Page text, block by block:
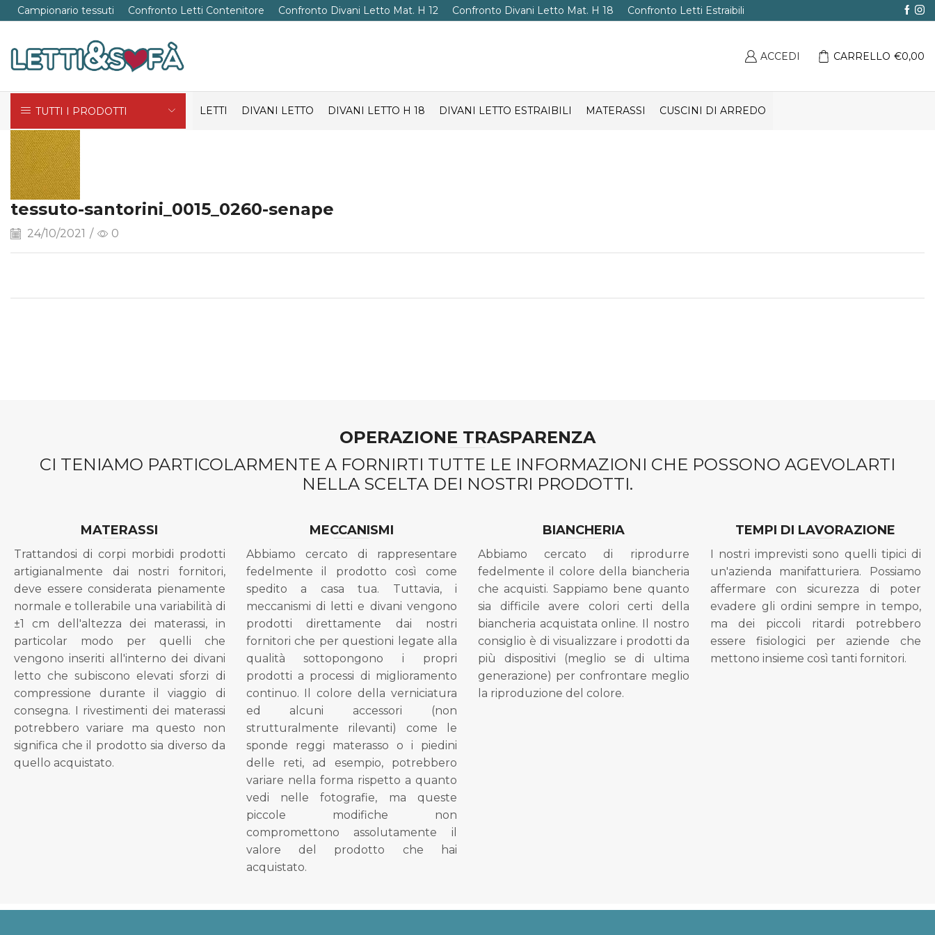
Campionario tessuti Confronto Letti Contenitore Confronto Divani Letto Mat. H 12 Confronto Divani Letto Mat. H 18 Confronto Letti Estraibili
ACCEDI CARRELLO €0,00
TUTTI I PRODOTTI LETTI DIVANI LETTO DIVANI LETTO H 18 DIVANI LETTO ESTRAIBILI MATERASSI CUSCINI DI ARREDO
tessuto-santorini_0015_0260-senape
24/10/2021 / 0
OPERAZIONE TRASPARENZA
CI TENIAMO PARTICOLARMENTE A FORNIRTI TUTTE LE INFORMAZIONI CHE POSSONO AGEVOLARTI
NELLA SCELTA DEI NOSTRI PRODOTTI.
MATERASSI
Trattandosi di corpi morbidi prodotti
artigianalmente dai nostri fornitori,
deve essere considerata pienamente
normale e tollerabile una variabilità di
±1 cm dell'altezza dei materassi, in
particolar modo per quelli che
vengono inseriti all'interno dei divani
letto che subiscono elevati sforzi di
compressione durante il viaggio di
consegna. I rivestimenti dei materassi
potrebbero variare ma questo non
significa che il prodotto sia diverso da
quello acquistato.
MECCANISMI
Abbiamo cercato di rappresentare
fedelmente il prodotto così come
spedito a casa tua. Tuttavia, i
meccanismi di letti e divani vengono
prodotti direttamente dai nostri
fornitori che per questioni legate alla
qualità sottopongono i propri
prodotti a processi di miglioramento
continuo. Il colore della verniciatura
ed alcuni accessori (non
strutturalmente rilevanti) come le
sponde reggi materasso o i piedini
delle reti, ad esempio, potrebbero
variare nella forma rispetto a quanto
vedi nelle fotografie, ma queste
piccole modifiche non
compromettono assolutamente il
valore del prodotto che hai
acquistato.
BIANCHERIA
Abbiamo cercato di riprodurre
fedelmente il colore della biancheria
che acquisti. Sappiamo bene quanto
sia difficile avere colori certi della
biancheria acquistata online. Il nostro
consiglio è di visualizzare i prodotti da
più dispositivi (meglio se di ultima
generazione) per confrontare meglio
la riproduzione del colore.
TEMPI DI LAVORAZIONE
I nostri imprevisti sono quelli tipici di
un'azienda manifatturiera. Possiamo
affermare con sicurezza di poter
evadere gli ordini sempre in tempo,
ma dei piccoli ritardi potrebbero
essere fisiologici per aziende che
mettono insieme così tanti fornitori.